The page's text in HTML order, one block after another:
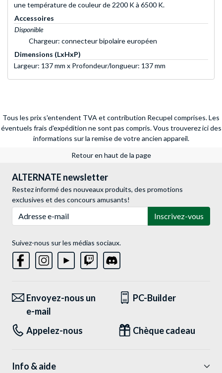
une température de couleur de 2200 K à 6500 K.
Accessoires
Disponible
Chargeur: connecteur bipolaire européen
Dimensions (LxHxP)
Largeur: 137 mm x Profondeur/longueur: 137 mm
Tous les prix s'entendent TVA et contribution Recupel comprises. Les
éventuels frais d'expédition ne sont pas compris. Vous trouverez ici des
informations sur la remise de votre ancien appareil.
Retour en haut de la page
ALTERNATE newsletter
Restez informé des nouveaux produits, des promotions
exclusives et des concours amusants!
Inscrivez-vous
Suivez-nous sur les médias sociaux.
Envoyez-nous un
e-mail
PC-Builder
Appelez-nous Chèque cadeau
Info & aide